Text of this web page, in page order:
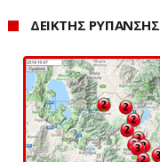
ΔΕΙΚΤΗΣ ΡΥΠΑΝΣΗΣ